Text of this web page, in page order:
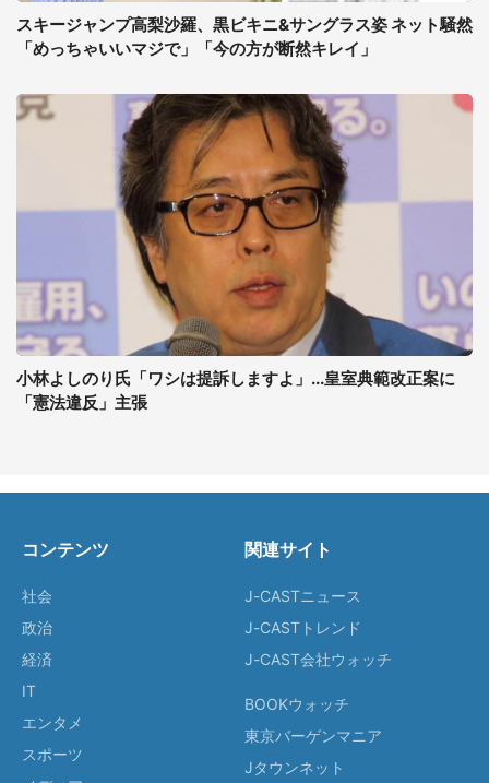
スキージャンプ高梨沙羅、黒ビキニ&サングラス姿 ネット騒然
「めっちゃいいマジで」「今の方が断然キレイ」
小林よしのり氏「ワシは提訴しますよ」...皇室典範改正案に
「憲法違反」主張
コンテンツ
社会
政治
経済
IT
エンタメ
スポーツ
関連サイト
J-CASTニュース
J-CASTトレンド
J-CAST会社ウォッチ
BOOKウォッチ
東京バーゲンマニア
Jタウンネット